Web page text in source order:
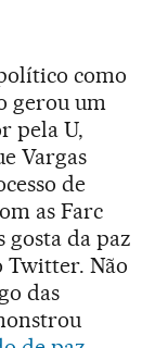
como
gerou um
pela U,
Vargas
de
as Farc
gosta da paz
Twitter. Não
das